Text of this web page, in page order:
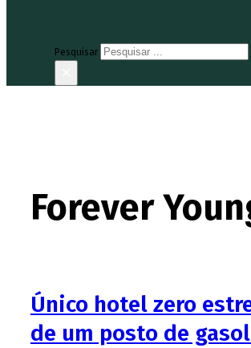
Pesquisar
Forever
Único hotel zero
de um posto de